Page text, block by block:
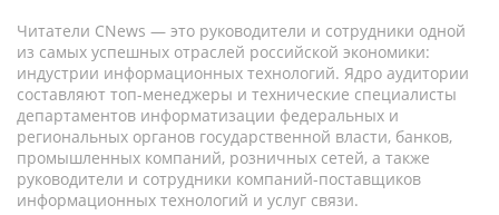
Читатели CNews — это руководители и сотрудники одной
из самых успешных отраслей российской экономики:
индустрии информационных технологий. Ядро аудитории
составляют топ-менеджеры и технические специалисты
департаментов информатизации федеральных и
региональных органов государственной власти, банков,
промышленных компаний, розничных сетей, а также
руководители и сотрудники компаний-поставщиков
информационных технологий и услуг связи.